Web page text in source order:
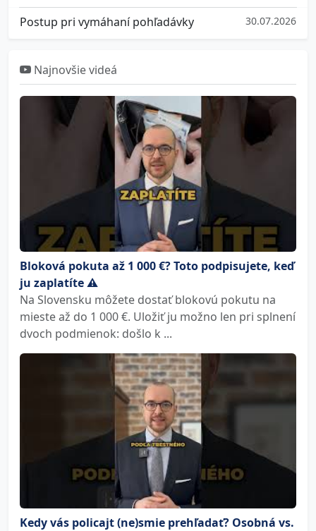
Postup pri vymáhaní pohľadávky 30.07.2026
Najnovšie videá
Bloková pokuta až 1 000 €? Toto podpisujete, keď
ju zaplatíte ⚠️
Na Slovensku môžete dostať blokovú pokutu na
mieste až do 1 000 €. Uložiť ju možno len pri splnení
dvoch podmienok: došlo k ...
Kedy vás policajt (ne)smie prehľadať? Osobná vs.